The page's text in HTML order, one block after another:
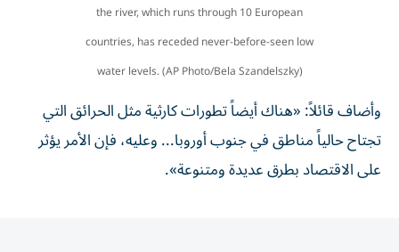
the river, which runs through 10 European
countries, has receded never-before-seen low
water levels. (AP Photo/Bela Szandelszky)
وأضاف قائلاً: «هناك أيضاً تطورات كارثية مثل الحرائق التي
تجتاح حالياً مناطق في جنوب أوروبا... وعليه، فإن الأمر يؤثر
على الاقتصاد بطرق عديدة ومتنوعة».